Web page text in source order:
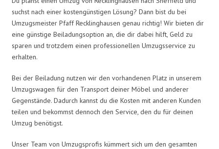
suchst nach einer kostengünstigen Lösung? Dann bist du bei
Umzugsmeister Pfaff Recklinghausen genau richtig! Wir bieten dir
eine günstige Beiladungsoption an, die dir dabei hilft, Geld zu
sparen und trotzdem einen professionellen Umzugsservice zu
erhalten.
Bei der Beiladung nutzen wir den vorhandenen Platz in unserem
Umzugswagen für den Transport deiner Möbel und anderer
Gegenstände. Dadurch kannst du die Kosten mit anderen Kunden
teilen und bekommst dennoch den Service, den du für deinen
Umzug benötigst.
Unser Team von Umzugsprofis kümmert sich um den gesamten